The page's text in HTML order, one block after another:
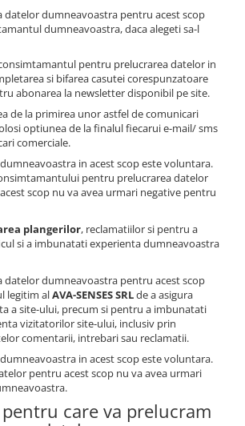
datelor dumneavoastra pentru acest scop
dumneavoastra, daca alegeti sa-l
pentru prelucrarea datelor in
si bifarea casutei corespunzatoare
abonarea la newsletter disponibil pe site.
de la primirea unor astfel de comunicari
optiunea de la finalul fiecarui e-mail/ sms
comerciale.
in acest scop este voluntara.
pentru prelucrarea datelor
scop nu va avea urmari negative pentru
plangerilor, reclamatiilor si pentru a
si a imbunatati experienta dumneavoastra
datelor dumneavoastra pentru acest scop
legitim alAVA-SENSES SRLde a asigura
a site-ului, precum si pentru a imbunatati
vizitatorilor site-ului, inclusiv prin
comentarii, intrebari sau reclamatii.
in acest scop este voluntara.
pentru acest scop nu va avea urmari
care va prelucram